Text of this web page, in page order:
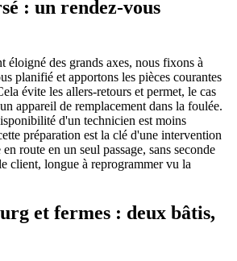
: un rendez-vous
éloigné des grands axes, nous fixons à
planifié et apportons les pièces courantes
évite les allers-retours et permet, le cas
appareil de remplacement dans la foulée.
d'un technicien est moins
préparation est la clé d'une intervention
route en un seul passage, sans seconde
client, longue à reprogrammer vu la
et fermes : deux bâtis,